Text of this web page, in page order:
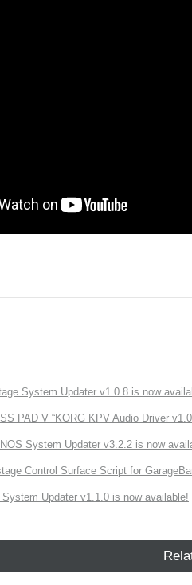
System Updater v1.0.8 is now
PAD V “KORG KPV Audio Driver
System Updater v3.2.2 is now
Control Surface Script for
Updater v1.1.0 is now available!